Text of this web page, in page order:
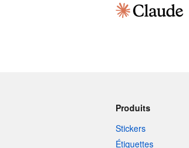
Produits
Stickers
Étiquettes